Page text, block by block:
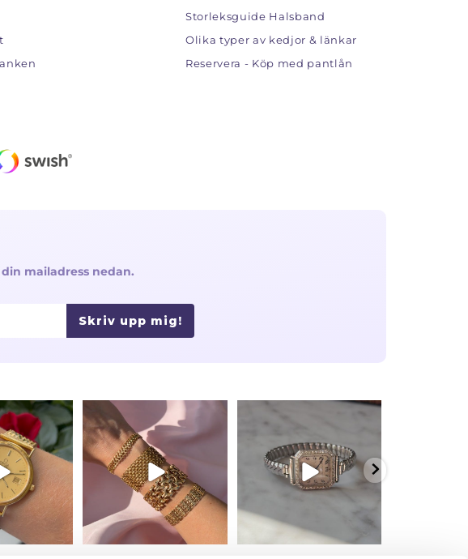
Storleksguide Halsband
Olika typer av kedjor & länkar
Reservera - Köp med pantlån
mailadress nedan.
Skriv upp mig!